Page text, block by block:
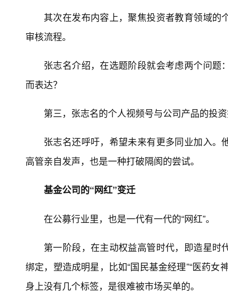
其次在发布内容上，聚焦投资者教育领域
审核流程。
张志名介绍，在选题阶段就会考虑两个问
而表达？
第三，张志名的个人视频号与公司产品的投
张志名还呼吁，希望未来有更多同业加入
高管亲自发声，也是一种打破隔阂的尝试。
基金公司的“网红”变迁
在公募行业里，也是一代有一代的“网红”。
第一阶段，在主动权益高管时代，即造星
绑定，塑造成明星，比如“国民基金经理”“医药
身上没有几个标签，是很难被市场买单的。